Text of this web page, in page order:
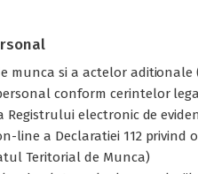
munca si a actelor aditionale
conform cerintelor
Registrului electronic de
line a Declaratiei 112 privind
Teritorial de Munca)